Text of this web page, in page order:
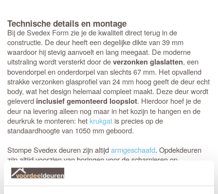
Technische details en montage
Bij de Svedex Form zie je de kwaliteit direct terug in de
constructie. De deur heeft een degelijke dikte van 39 mm
waardoor hij stevig aanvoelt en lang meegaat. De moderne
uitstraling wordt versterkt door deverzonken glaslatten, een
bovendorpel en onderdorpel van slechts 67 mm. Het opvallend
strakke verzonken glasprofiel van 24 mm hoog geeft de deur echt
body, wat het design helemaal compleet maakt. Deze deur wordt
geleverd inclusief gemonteerd loopslot. Hierdoor hoef je de
deur na levering alleen nog maar in het kozijn te hangen en de
deurkruk te monteren: hetkrukgat is precies op de
standaardhoogte van 1050 mm geboord.
Stompe Svedex deuren zijn altijdarmgeschaafd. Opdekdeuren
zijn altijd voorzien van boringen voor de scharnieren op
standaardhoogte. Bekijk onze
Svedex Form video
hangt!